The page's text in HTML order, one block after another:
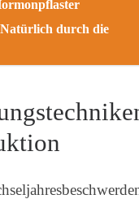
durch die